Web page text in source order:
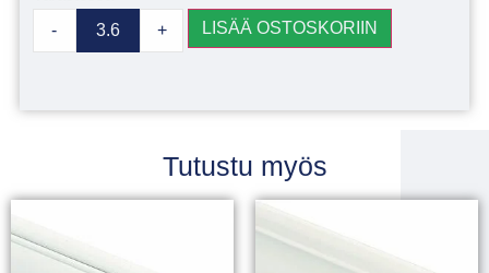
- + LISÄÄ OSTOSKORIIN
Tutustu myös